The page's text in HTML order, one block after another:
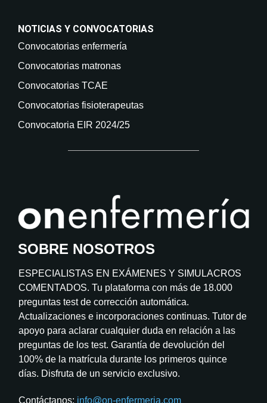
NOTICIAS Y CONVOCATORIAS
Convocatorias enfermería
Convocatorias matronas
Convocatorias TCAE
Convocatorias fisioterapeutas
Convocatoria EIR 2024/25
SOBRE NOSOTROS
ESPECIALISTAS EN EXÁMENES Y SIMULACROS
COMENTADOS. Tu plataforma con más de 18.000
preguntas test de corrección automática.
Actualizaciones e incorporaciones continuas. Tutor de
apoyo para aclarar cualquier duda en relación a las
preguntas de los test. Garantía de devolución del
100% de la matrícula durante los primeros quince
días. Disfruta de un servicio exclusivo.
Contáctanos: info@on-enfermeria.com